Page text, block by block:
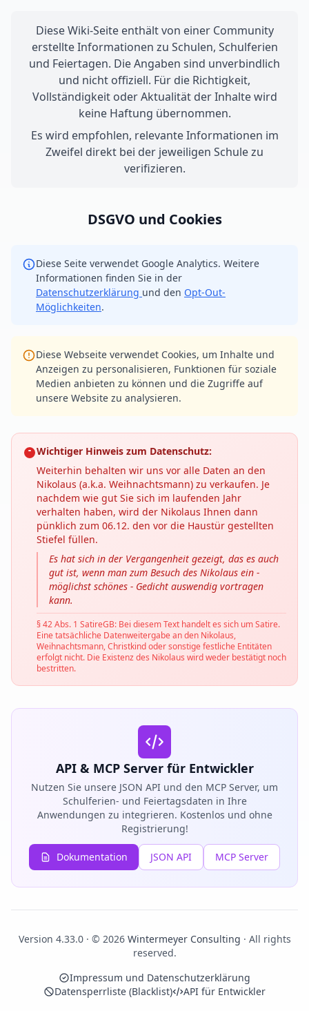
Diese Wiki-Seite enthält von einer Community
erstellte Informationen zu Schulen, Schulferien
und Feiertagen. Die Angaben sind unverbindlich
und nicht offiziell. Für die Richtigkeit,
Vollständigkeit oder Aktualität der Inhalte wird
keine Haftung übernommen.
Es wird empfohlen, relevante Informationen im
Zweifel direkt bei der jeweiligen Schule zu
verifizieren.
DSGVO und Cookies
Diese Seite verwendet Google Analytics. Weitere
Informationen finden Sie in der
Datenschutzerklärung und den Opt-Out-
Möglichkeiten.
Diese Webseite verwendet Cookies, um Inhalte und
Anzeigen zu personalisieren, Funktionen für soziale
Medien anbieten zu können und die Zugriffe auf
unsere Website zu analysieren.
Wichtiger Hinweis zum Datenschutz:
Weiterhin behalten wir uns vor alle Daten an den
Nikolaus (a.k.a. Weihnachtsmann) zu verkaufen. Je
nachdem wie gut Sie sich im laufenden Jahr
verhalten haben, wird der Nikolaus Ihnen dann
pünklich zum 06.12. den vor die Haustür gestellten
Stiefel füllen.
Es hat sich in der Vergangenheit gezeigt, das es auch
gut ist, wenn man zum Besuch des Nikolaus ein -
möglichst schönes - Gedicht auswendig vortragen
kann.
§ 42 Abs. 1 SatireGB: Bei diesem Text handelt es sich um Satire.
Eine tatsächliche Datenweitergabe an den Nikolaus,
Weihnachtsmann, Christkind oder sonstige festliche Entitäten
erfolgt nicht. Die Existenz des Nikolaus wird weder bestätigt noch
bestritten.
API & MCP Server für Entwickler
Nutzen Sie unsere JSON API und den MCP Server, um
Schulferien- und Feiertagsdaten in Ihre
Anwendungen zu integrieren. Kostenlos und ohne
Registrierung!
Dokumentation JSON API MCP Server
Version 4.33.0 · © 2026 Wintermeyer Consulting · All rights
reserved.
Impressum und Datenschutzerklärung
Datensperrliste (Blacklist)
API für Entwickler